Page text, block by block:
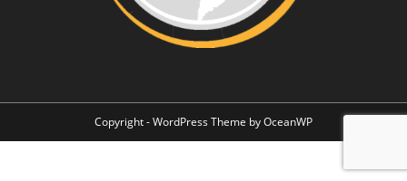
Copyright - WordPress Theme by OceanWP